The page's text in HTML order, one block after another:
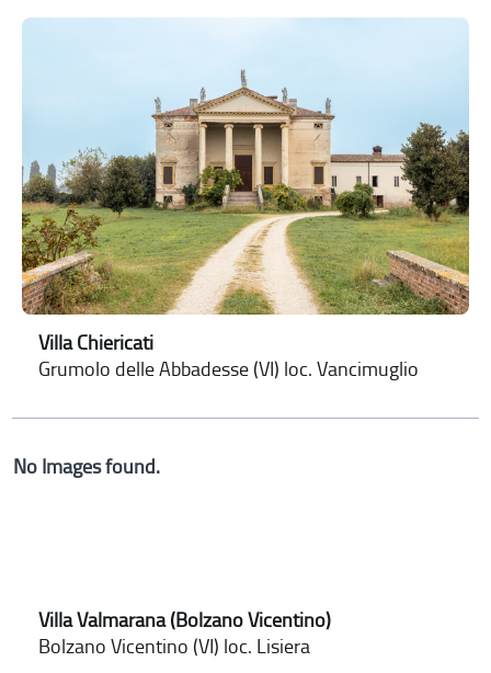
Villa Chiericati
Grumolo delle Abbadesse (VI) loc. Vancimuglio
No Images found.
Villa Valmarana (Bolzano Vicentino)
Bolzano Vicentino (VI) loc. Lisiera